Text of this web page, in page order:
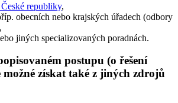
republiky,
obecních nebo krajských úřadech (odbory
jiných specializovaných poradnách.
postupu (o řešení
možné získat také z jiných zdrojů